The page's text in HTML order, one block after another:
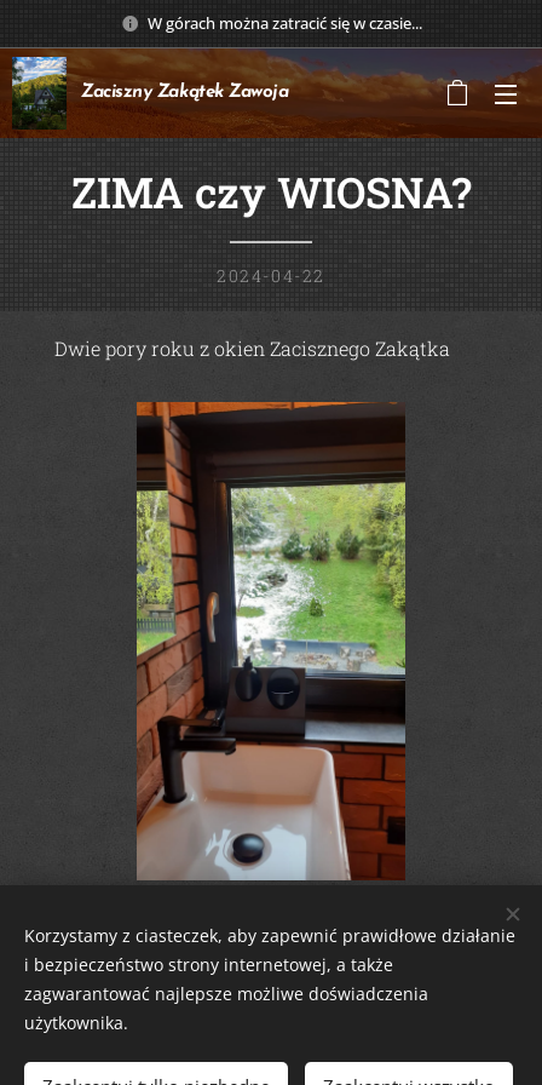
W górach można zatracić się w czasie...
Zaciszny Zakątek Zawoja
ZIMA czy WIOSNA?
2024-04-22
Dwie pory roku z okien Zacisznego Zakątka
WIĘCEJ... NA NASZYM BLOG'U
Zaciszny Zakątek Zawoja
Email:zaciszny.zakatek.zawoja@gmail.com |Tel:604-643-167 |2026
Korzystamy z ciasteczek, aby zapewnić prawidłowe działanie
i bezpieczeństwo strony internetowej, a także
zagwarantować najlepsze możliwe doświadczenia
użytkownika.